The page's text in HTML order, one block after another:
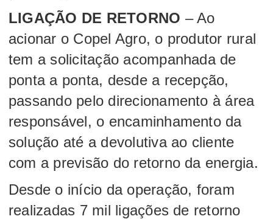
LIGAÇÃO DE RETORNO – Ao
acionar o Copel Agro, o produtor rural
tem a solicitação acompanhada de
ponta a ponta, desde a recepção,
passando pelo direcionamento à área
responsável, o encaminhamento da
solução até a devolutiva ao cliente
com a previsão do retorno da energia.
Desde o início da operação, foram
realizadas 7 mil ligações de retorno